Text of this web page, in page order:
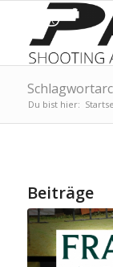
Du bist hier:
Beiträge